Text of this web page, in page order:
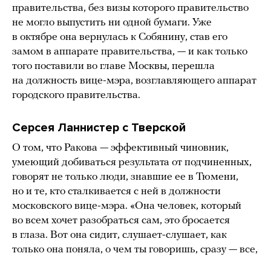
правительства, без визы которого правительство
не могло выпустить ни одной бумаги. Уже
в октябре она вернулась к Собянину, став его
замом в аппарате правительства, — и как только
того поставили во главе Москвы, перешла
на должность вице-мэра, возглавляющего аппарат
городского правительства.
Серсея Ланнистер с Тверской
О том, что Ракова — эффективный чиновник,
умеющий добиваться результата от подчиненных,
говорят не только люди, знавшие ее в Тюмени,
но и те, кто сталкивается с ней в должности
московского вице-мэра. «Она человек, который
во всем хочет разобраться сам, это бросается
в глаза. Вот она сидит, слушает-слушает, как
только она поняла, о чем ты говоришь, сразу — все,